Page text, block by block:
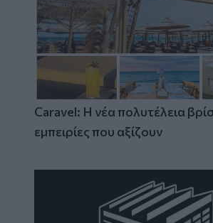
Caravel: Η νέα πολυτέλεια
εμπειρίες που αξίζουν